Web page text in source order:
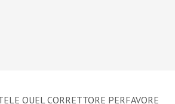
QUEL CORRETTORE PERFAVORE